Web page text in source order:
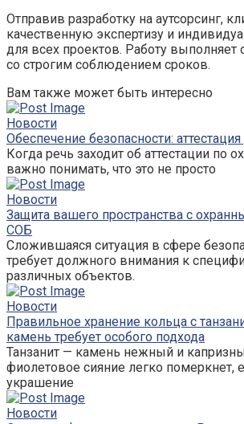
Отправив разработку на аутсорсинг,
качественную экспертизу и
для всех проектов. Работу выполняет
со строгим соблюдением сроков.
Вам также может быть интересно
Новости
Обеспечение безопасности:
Когда речь заходит об аттестации по
важно понимать, что это не просто
Новости
Защита вашего пространства с
СОБ
Сложившаяся ситуация в сфере
требует должного внимания к
различных объектов.
Новости
Правильное хранение кольца с
камень требует особого подхода
Танзанит — камень нежный и
фиолетовое сияние легко померкнет,
украшение
Новости